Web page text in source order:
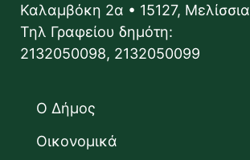
Καλαμβόκη 2α • 15127, Μελίσσια
Τηλ Γραφείου δημότη:
2132050098, 2132050099
Ο Δήμος
Οικονομικά